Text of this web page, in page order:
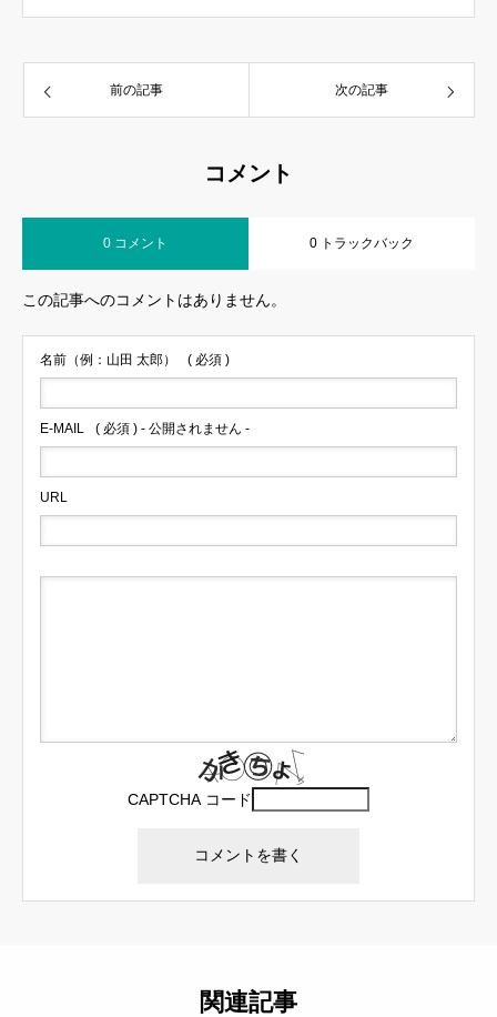
前の記事 次の記事
コメント
0 コメント 0 トラックバック
この記事へのコメントはありません。
名前（例：山田 太郎） ( 必須 )
E-MAIL ( 必須 ) - 公開されません -
URL
CAPTCHA コード
関連記事